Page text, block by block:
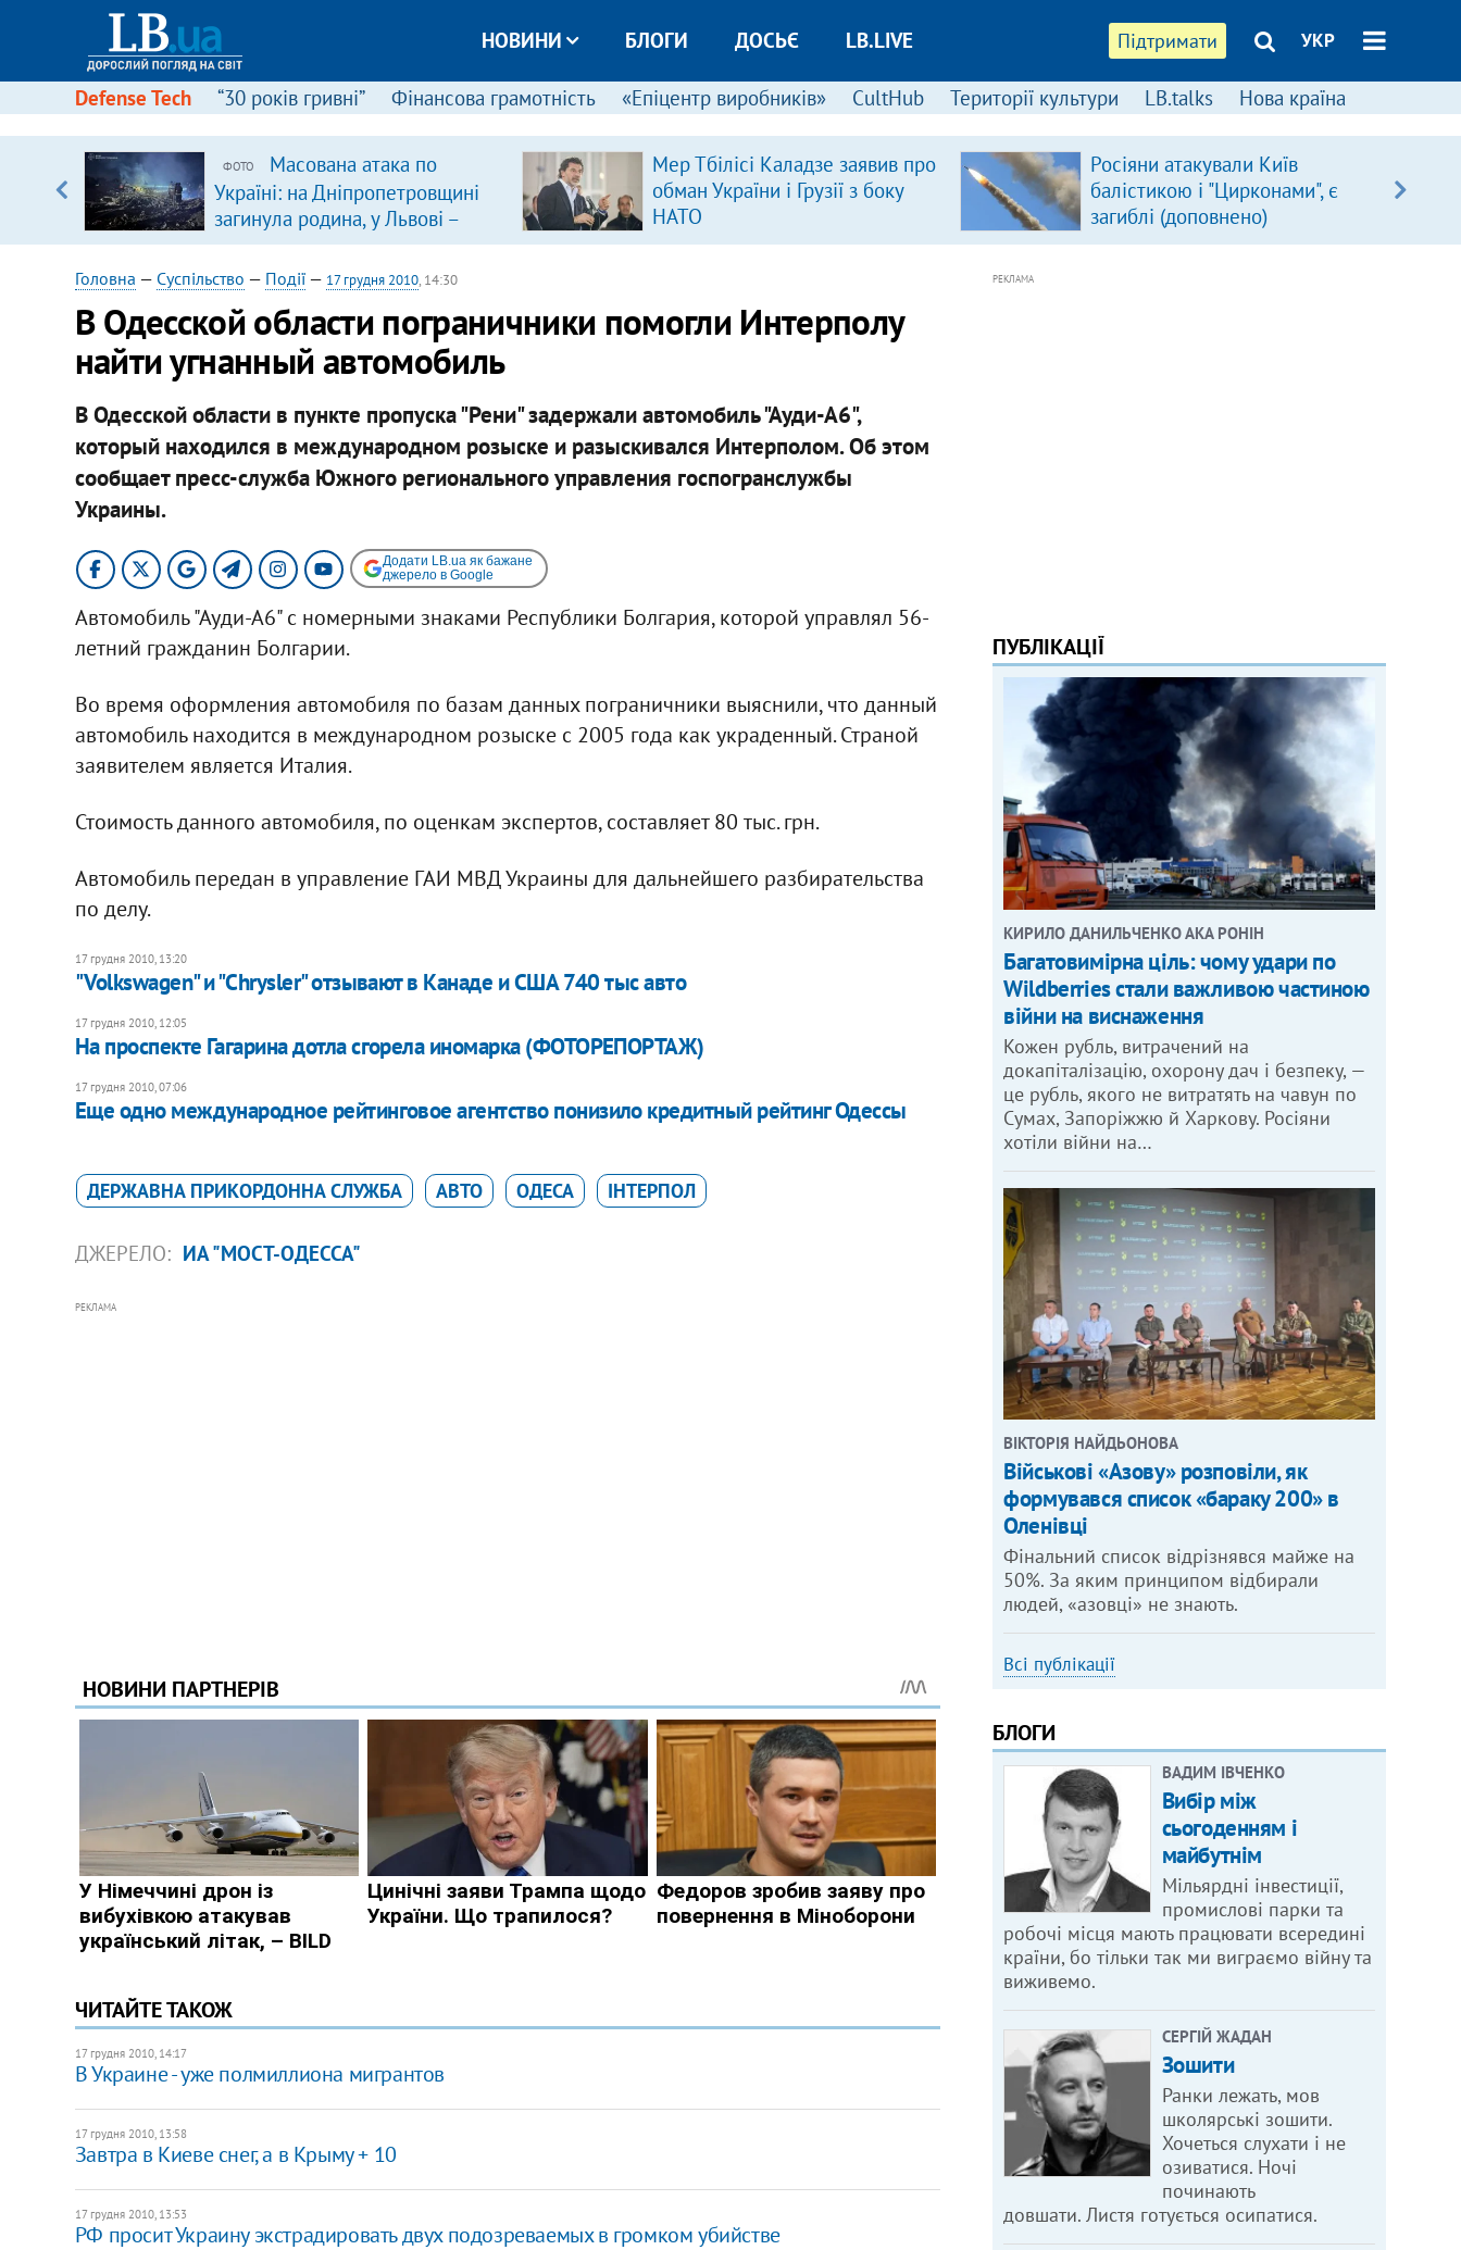
Підтримати УКР
НОВИНИ БЛОГИ ДОСЬЄ LB.LIVE
Defense Tech “30 років гривні” Фінансова грамотність «Епіцентр виробників» CultHub Території культури LB.talks Нова країна
ФОТО
Масована атака по
Україні: на Дніпропетровщині
загинула родина, у Львові –
удар по багатоповерхівках
(доповнюється)
Мер Тбілісі Каладзе заявив про
обман України і Грузії з боку
НАТО
Росіяни атакували Київ
балістикою і "Цирконами", є
загиблі (доповнено)
Головна — Суспільство — Події— 17 грудня 2010, 14:30
В Одесской области пограничники помогли Интерполу
найти угнанный автомобиль
В Одесской области в пункте пропуска "Рени" задержали автомобиль "Ауди-А6",
который находился в международном розыске и разыскивался Интерполом. Об этом
сообщает пресс-служба Южного регионального управления госпогранслужбы
Украины.​
Додати LB.ua як бажане
джерело в Google
Автомобиль "Ауди-А6" с номерными знаками Республики Болгария, которой управлял 56-
летний гражданин Болгарии.
Во время оформления автомобиля по базам данных пограничники выяснили, что данный
автомобиль находится в международном розыске с 2005 года как украденный. Страной
заявителем является Италия.
Стоимость данного автомобиля, по оценкам экспертов, составляет 80 тыс. грн.
Автомобиль передан в управление ГАИ МВД Украины для дальнейшего разбирательства
по делу.
17 грудня 2010, 13:20
"Volkswagen" и "Chrysler" отзывают в Канаде и США 740 тыс авто
17 грудня 2010, 12:05
На проспекте Гагарина дотла сгорела иномарка (ФОТОРЕПОРТАЖ)
17 грудня 2010, 07:06
Еще одно международное рейтинговое агентство понизило кредитный рейтинг Одессы
ДЕРЖАВНА ПРИКОРДОННА СЛУЖБА АВТО ОДЕСА ІНТЕРПОЛ
ДЖЕРЕЛО: ИА "МОСТ-ОДЕССА"
РЕКЛАМА
ЧИТАЙТЕ ТАКОЖ
17 грудня 2010, 14:17
В Украине - уже полмиллиона мигрантов
17 грудня 2010, 13:58
Завтра в Киеве снег, а в Крыму + 10
17 грудня 2010, 13:53
РФ просит Украину экстрадировать двух подозреваемых в громком убийстве
РЕКЛАМА
ПУБЛІКАЦІЇ
КИРИЛО ДАНИЛЬЧЕНКО АКА РОНІН
Багатовимірна ціль: чому удари по
Wildberries стали важливою частиною
війни на виснаження
Кожен рубль, витрачений на
докапіталізацію, охорону дач і безпеку, —
це рубль, якого не витратять на чавун по
Сумах, Запоріжжю й Харкову. Росіяни
хотіли війни на…
ВІКТОРІЯ НАЙДЬОНОВА
Військові «Азову» розповіли, як
формувався список «бараку 200» в
Оленівці
Фінальний список відрізнявся майже на
50%. За яким принципом відбирали
людей, «азовці» не знають.
Всі публікації
БЛОГИ
ВАДИМ ІВЧЕНКО
Вибір між
сьогоденням і
майбутнім
Мільярдні інвестиції,
промислові парки та
робочі місця мають працювати всередині
країни, бо тільки так ми виграємо війну та
виживемо.
СЕРГІЙ ЖАДАН
Зошити
Ранки лежать, мов
школярські зошити.
Хочеться слухати і не
озиватися. Ночі
починають
довшати. Листя готується осипатися.